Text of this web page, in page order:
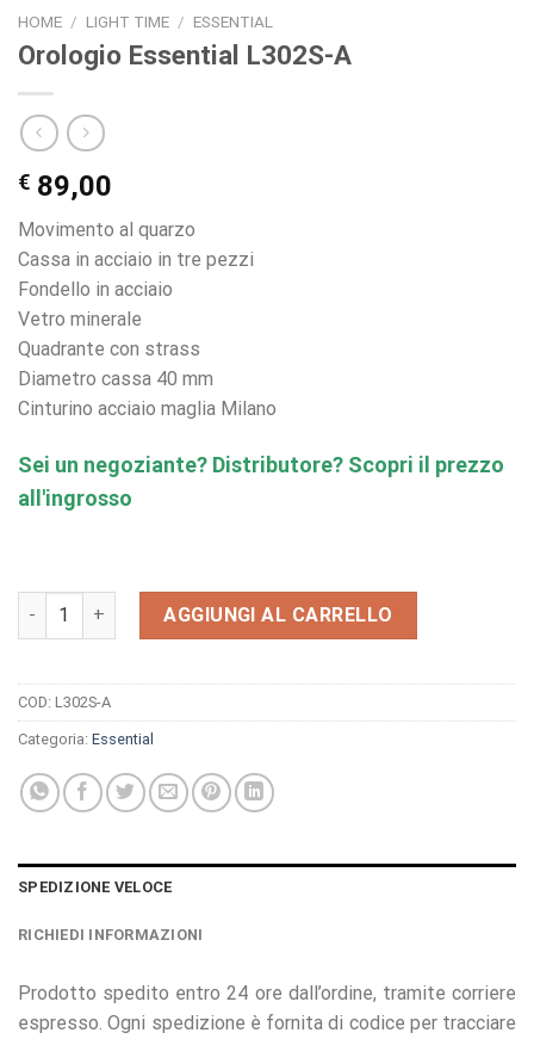
HOME / LIGHT TIME / ESSENTIAL
Orologio Essential L302S-A
€ 89,00
Movimento al quarzo
Cassa in acciaio in tre pezzi
Fondello in acciaio
Vetro minerale
Quadrante con strass
Diametro cassa 40 mm
Cinturino acciaio maglia Milano
Sei un negoziante? Distributore? Scopri il prezzo
all'ingrosso
Orologio Essential L302S-A quantità
AGGIUNGI AL CARRELLO
COD: L302S-A
Categoria: Essential
SPEDIZIONE VELOCE
RICHIEDI INFORMAZIONI
Prodotto spedito entro 24 ore dall’ordine, tramite corriere
espresso. Ogni spedizione è fornita di codice per tracciare